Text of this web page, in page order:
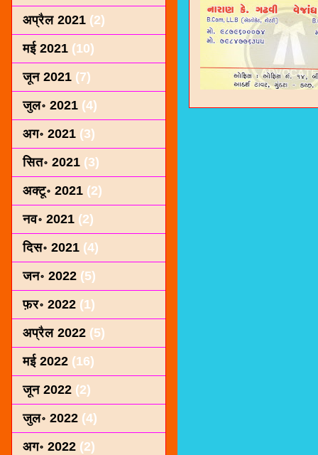
अप्रैल 2021 (2)
मई 2021 (10)
जून 2021 (7)
जुल॰ 2021 (4)
अग॰ 2021 (3)
सित॰ 2021 (3)
अक्टू॰ 2021 (2)
नव॰ 2021 (2)
दिस॰ 2021 (4)
जन॰ 2022 (5)
फ़र॰ 2022 (1)
अप्रैल 2022 (5)
मई 2022 (16)
जून 2022 (2)
जुल॰ 2022 (4)
अग॰ 2022 (2)